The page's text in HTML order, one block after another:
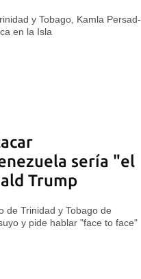
y Tobago, Kamla Persad-
en la Isla
sería "el
Trump
de Trinidad y Tobago de
y pide hablar "face to face"